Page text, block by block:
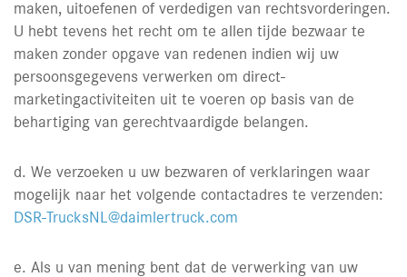
maken, uitoefenen of verdedigen van rechtsvorderingen.
U hebt tevens het recht om te allen tijde bezwaar te
maken zonder opgave van redenen indien wij uw
persoonsgegevens verwerken om direct-
marketingactiviteiten uit te voeren op basis van de
behartiging van gerechtvaardigde belangen.
d. We verzoeken u uw bezwaren of verklaringen waar
mogelijk naar het volgende contactadres te verzenden:
DSR-TrucksNL@daimlertruck.com
e. Als u van mening bent dat de verwerking van uw